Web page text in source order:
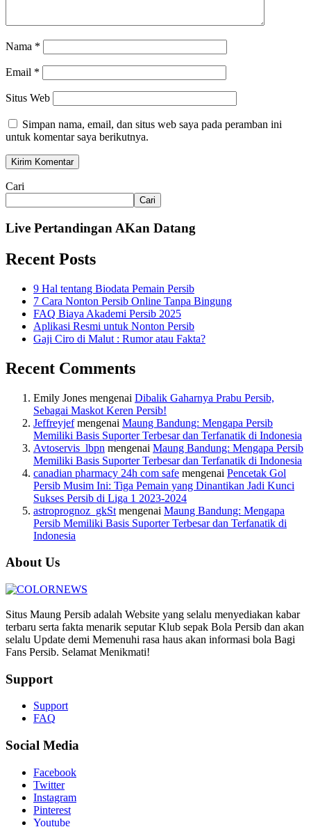
Nama *
Email *
Situs Web
Simpan nama, email, dan situs web saya pada peramban ini
untuk komentar saya berikutnya.
Cari
Cari
Live Pertandingan AKan Datang
Recent Posts
9 Hal tentang Biodata Pemain Persib
7 Cara Nonton Persib Online Tanpa Bingung
FAQ Biaya Akademi Persib 2025
Aplikasi Resmi untuk Nonton Persib
Gaji Ciro di Malut : Rumor atau Fakta?
Recent Comments
Emily Jones mengenai Dibalik Gaharnya Prabu Persib,
Sebagai Maskot Keren Persib!
Jeffreyjefmengenai Maung Bandung: Mengapa Persib
Memiliki Basis Suporter Terbesar dan Terfanatik di Indonesia
Avtoservis_lbpn mengenai Maung Bandung: Mengapa Persib
Memiliki Basis Suporter Terbesar dan Terfanatik di Indonesia
canadian pharmacy 24h com safe mengenai Pencetak Gol
Persib Musim Ini: Tiga Pemain yang Dinantikan Jadi Kunci
Sukses Persib di Liga 1 2023-2024
astroprognoz_gkSt mengenai Maung Bandung: Mengapa
Persib Memiliki Basis Suporter Terbesar dan Terfanatik di
Indonesia
About Us
Situs Maung Persib adalah Website yang selalu menyediakan kabar
terbaru serta fakta menarik seputar Klub sepak Bola Persib dan akan
selalu Update demi Memenuhi rasa haus akan informasi bola Bagi
Fans Persib. Selamat Menikmati!
Support
Support
FAQ
Social Media
Facebook
Twitter
Instagram
Pinterest
Youtube